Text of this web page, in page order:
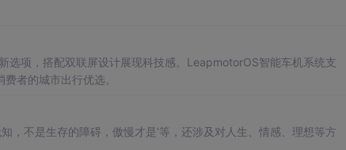
项，搭配双联屏设计展现科技感。LeapmotorOS智能车机系统支
者的城市出行优选。
，不是生存的障碍，傲慢才是’等，还涉及对人生、情感、理想等方